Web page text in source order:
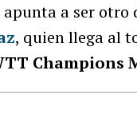
apunta a ser otro
, quien llega al
Champions